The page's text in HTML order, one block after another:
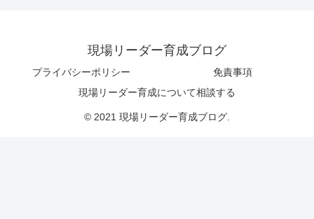
現場リーダー育成ブログ
プライバシーポリシー
免責事項
現場リーダー育成について相談する
© 2021 現場リーダー育成ブログ.